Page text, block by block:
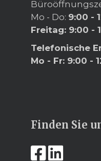
Mo - Do: 9:00 -
Freitag: 9:00 -
Telefonische
Mo - Fr: 9:00 -
Finden Sie